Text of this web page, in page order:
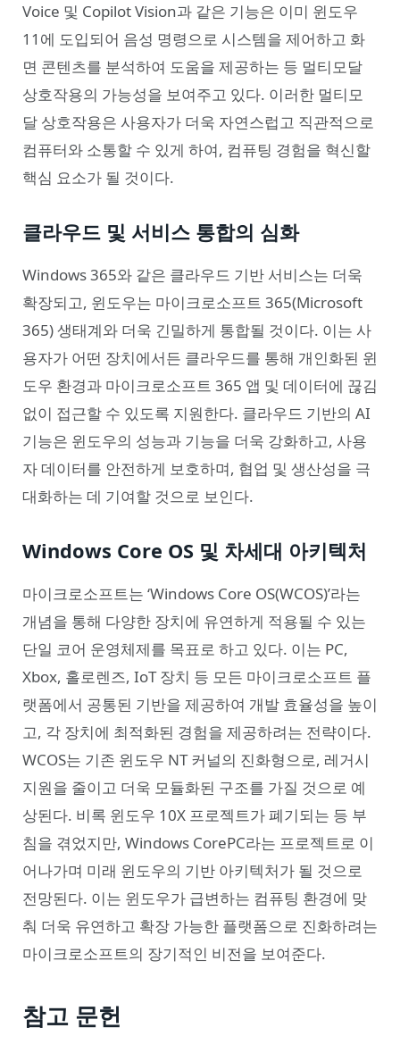
Voice 및 Copilot Vision과 같은 기능은 이미 윈도우
11에 도입되어 음성 명령으로 시스템을 제어하고 화
면 콘텐츠를 분석하여 도움을 제공하는 등 멀티모달
상호작용의 가능성을 보여주고 있다. 이러한 멀티모
달 상호작용은 사용자가 더욱 자연스럽고 직관적으로
컴퓨터와 소통할 수 있게 하여, 컴퓨팅 경험을 혁신할
핵심 요소가 될 것이다.
클라우드 및 서비스 통합의 심화
Windows 365와 같은 클라우드 기반 서비스는 더욱
확장되고, 윈도우는 마이크로소프트 365(Microsoft
365) 생태계와 더욱 긴밀하게 통합될 것이다. 이는 사
용자가 어떤 장치에서든 클라우드를 통해 개인화된 윈
도우 환경과 마이크로소프트 365 앱 및 데이터에 끊김
없이 접근할 수 있도록 지원한다. 클라우드 기반의 AI
기능은 윈도우의 성능과 기능을 더욱 강화하고, 사용
자 데이터를 안전하게 보호하며, 협업 및 생산성을 극
대화하는 데 기여할 것으로 보인다.
Windows Core OS 및 차세대 아키텍처
마이크로소프트는 ‘Windows Core OS(WCOS)’라는
개념을 통해 다양한 장치에 유연하게 적용될 수 있는
단일 코어 운영체제를 목표로 하고 있다. 이는 PC,
Xbox, 홀로렌즈, IoT 장치 등 모든 마이크로소프트 플
랫폼에서 공통된 기반을 제공하여 개발 효율성을 높이
고, 각 장치에 최적화된 경험을 제공하려는 전략이다.
WCOS는 기존 윈도우 NT 커널의 진화형으로, 레거시
지원을 줄이고 더욱 모듈화된 구조를 가질 것으로 예
상된다. 비록 윈도우 10X 프로젝트가 폐기되는 등 부
침을 겪었지만, Windows CorePC라는 프로젝트로 이
어나가며 미래 윈도우의 기반 아키텍처가 될 것으로
전망된다. 이는 윈도우가 급변하는 컴퓨팅 환경에 맞
춰 더욱 유연하고 확장 가능한 플랫폼으로 진화하려는
마이크로소프트의 장기적인 비전을 보여준다.
참고 문헌